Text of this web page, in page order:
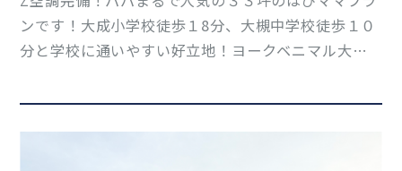
ンです！大成小学校徒歩１8分、大槻中学校徒歩１０
分と学校に通いやすい好立地！ヨークベニマル大槻
です！なんでもお気軽にお問い合わせください！